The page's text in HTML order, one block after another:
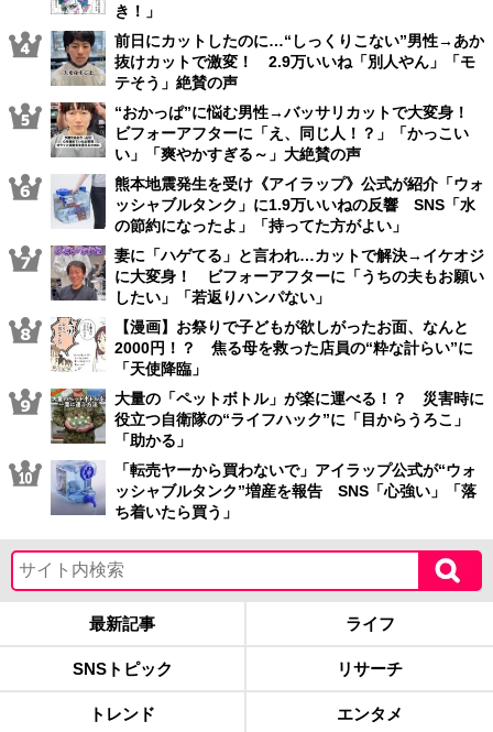
き！」
前日にカットしたのに…“しっくりこない”男性→あか
抜けカットで激変！ 2.9万いいね「別人やん」「モ
テそう」絶賛の声
“おかっぱ”に悩む男性→バッサリカットで大変身！
ビフォーアフターに「え、同じ人！？」「かっこい
い」「爽やかすぎる～」大絶賛の声
熊本地震発生を受け《アイラップ》公式が紹介「ウォ
ッシャブルタンク」に1.9万いいねの反響 SNS「水
の節約になったよ」「持ってた方がよい」
妻に「ハゲてる」と言われ…カットで解決→イケオジ
に大変身！ ビフォーアフターに「うちの夫もお願い
したい」「若返りハンパない」
【漫画】お祭りで子どもが欲しがったお面、なんと
2000円！？ 焦る母を救った店員の“粋な計らい”に
「天使降臨」
大量の「ペットボトル」が楽に運べる！？ 災害時に
役立つ自衛隊の“ライフハック”に「目からうろこ」
「助かる」
「転売ヤーから買わないで」アイラップ公式が“ウォ
ッシャブルタンク”増産を報告 SNS「心強い」「落
ち着いたら買う」
最新記事 ライフ
SNSトピック リサーチ
トレンド エンタメ